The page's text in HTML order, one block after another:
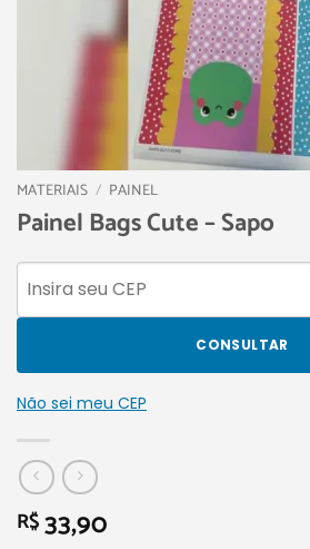
MATERIAIS / PAINEL
Painel Bags Cute – Sapo
CONSULTAR
Não sei meu CEP
R$33,90